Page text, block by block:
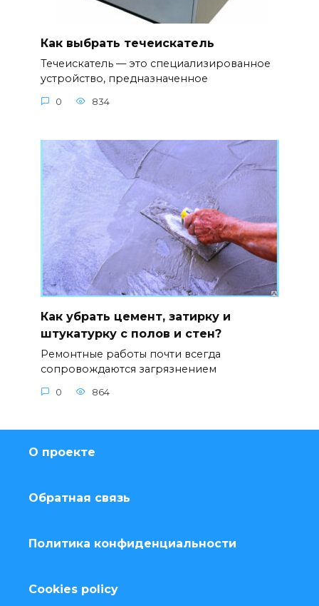
Как выбрать течеискатель
Течеискатель — это специализированное
устройство, предназначенное
0 834
Как убрать цемент, затирку и
штукатурку с полов и стен?
Ремонтные работы почти всегда
сопровождаются загрязнением
0 864
О проекте
Обратная связь
Политика конфиденциальности
Cookies policy